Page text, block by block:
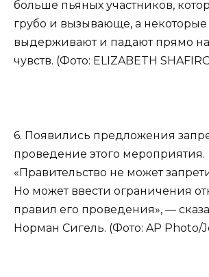
больше пьяных участников,
грубо и вызывающе, а некоторые
выдерживают и падают прямо на
чувств. (Фото: ELIZABETH
6. Появились предложения
проведение этого мероприятия.
«Правительство не может
Но может ввести ограничения
правил его проведения», —
Норман Сигель. (Фото: AP Photo/